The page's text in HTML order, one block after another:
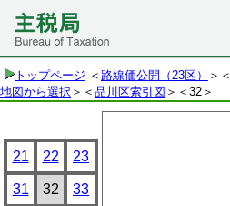
トップページ ＜ 路線価公開（23区） ＞＜
地図から選択 ＞＜ 品川区索引図 ＞ ＜32＞
21 22 23
31 32 33